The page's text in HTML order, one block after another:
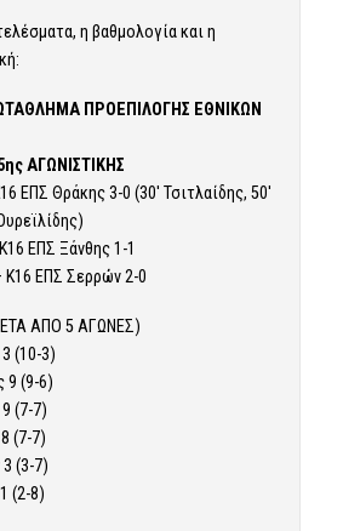
η βαθμολογία και η
ΠΡΟΕΠΙΛΟΓΗΣ ΕΘΝΙΚΩΝ
ΑΓΩΝΙΣΤΙΚΗΣ
ΕΠΣ Θράκης 3-0 (30′ Τσιτλαίδης, 50′
ΕΠΣ Ξάνθης 1-1
Κ16 ΕΠΣ Σερρών 2-0
ΑΠΟ 5 ΑΓΩΝΕΣ)
(10-3)
9 (9-6)
(7-7)
(7-7)
(3-7)
(2-8)